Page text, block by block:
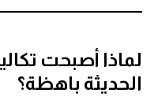
لماذا أصبحت
الحديثة باهظة؟